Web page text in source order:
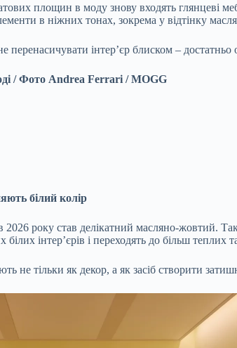
площин в моду знову входять глянцеві
в ніжних тонах, зокрема у відтінку
перенасичувати інтер’єр блиском –
/ Фото Andrea Ferrari / MOGG
білий колір
року став делікатний масляно-жовтий.
інтер’єрів і переходять до більш теплих
не тільки як декор, а як засіб створити